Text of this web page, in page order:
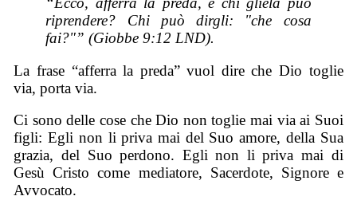
riprendere? Chi può dirgli: "che cosa
fai?"” (Giobbe 9:12 LND).
La frase “afferra la preda” vuol dire che Dio toglie
via, porta via.
Ci sono delle cose che Dio non toglie mai via ai Suoi
figli: Egli non li priva mai del Suo amore, della Sua
grazia, del Suo perdono. Egli non li priva mai di
Gesù Cristo come mediatore, Sacerdote, Signore e
Avvocato.